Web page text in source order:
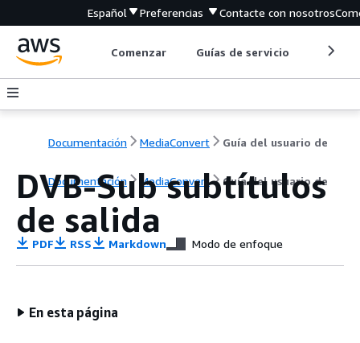
Español Preferencias Contacte con nosotros
Comenzar Guías de servicio
Documentación MediaConvert Guía del usuario de
Documentación MediaConvert Guía del usuario de
DVB-Sub subtítulos
de salida
PDF RSS Markdown Modo de enfoque
En esta página